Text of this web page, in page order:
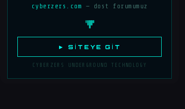
cyberzers.com — dost forumumuz
► SITEYE GIT
CYBERZERS UNDERGROUND TECHNOLOGY